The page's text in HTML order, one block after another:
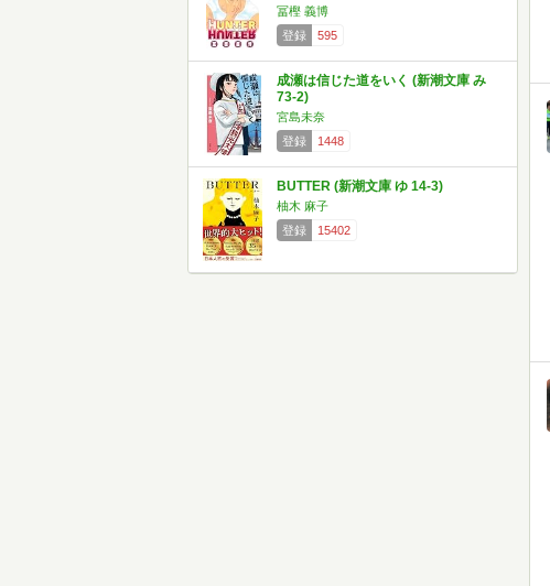
冨樫 義博
登録
595
成瀬は信じた道をいく (新潮文庫 み
73-2)
宮島未奈
登録
1448
BUTTER (新潮文庫 ゆ 14-3)
柚木 麻子
登録
15402